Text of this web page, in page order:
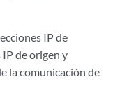
IP de
de origen y
la comunicación de